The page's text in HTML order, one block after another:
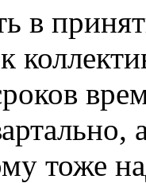
в
тоже